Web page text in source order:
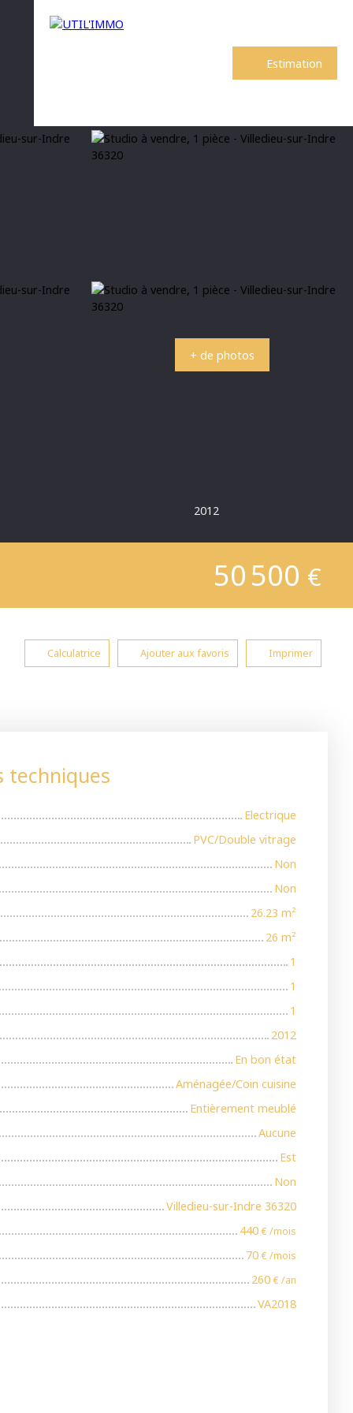
Estimation
+ de photos
2012
50 500 €
Calculatrice Ajouter aux favoris Imprimer
techniques
Electrique
PVC/Double vitrage
Non
Non
26.23 m²
26 m²
1
1
1
2012
En bon état
Aménagée/Coin cuisine
Entièrement meublé
Aucune
Est
Non
Villedieu-sur-Indre 36320
440€ /mois
70€ /mois
260€ /an
VA2018